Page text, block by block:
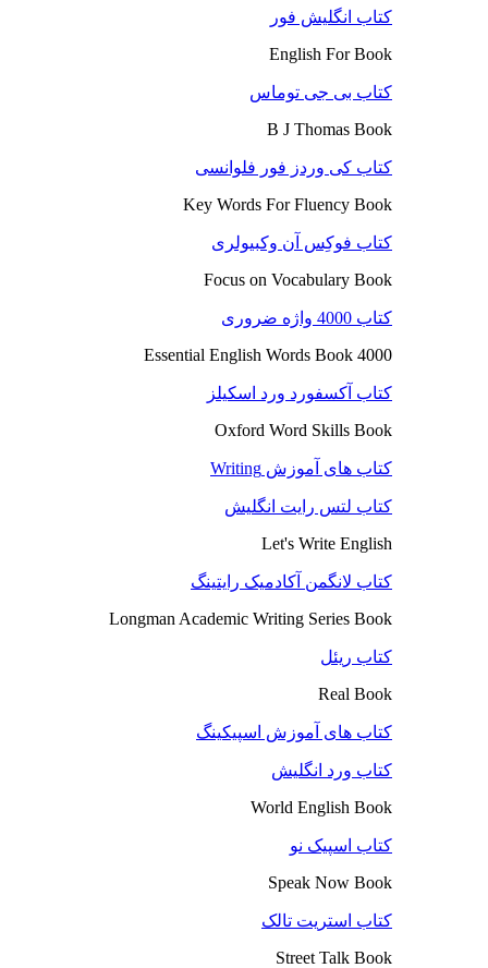
کتاب انگلیش فور
English For Book
کتاب بی جی توماس
B J Thomas Book
کتاب کی وردز فور فلوانسی
Key Words For Fluency Book
کتاب فوکِس آن وکبیولری
Focus on Vocabulary Book
کتاب 4000 واژه ضروری
4000 Essential English Words Book
کتاب آکسفورد ورد اسکیلز
Oxford Word Skills Book
کتاب های آموزش Writing
کتاب لتس رایت انگلیش
Let's Write English
کتاب لانگمن آکادمیک رایتینگ
Longman Academic Writing Series Book
کتاب ریئل
Real Book
کتاب های آموزش اسپیکینگ
کتاب ورد انگلیش
World English Book
کتاب اسپیک نو
Speak Now Book
کتاب استریت تالک
Street Talk Book